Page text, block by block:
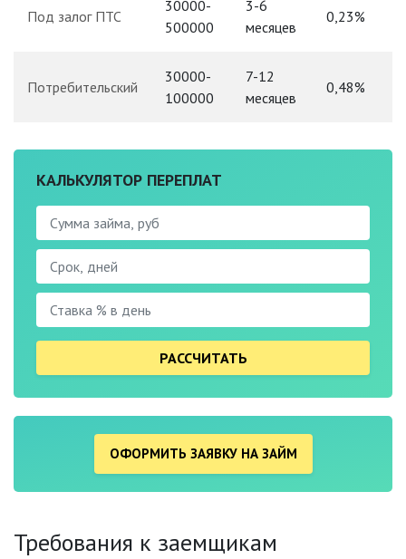
Под залог ПТС
30000-
500000
3-6
месяцев
0,23%
Потребительский
30000-
100000
7-12
месяцев
0,48%
КАЛЬКУЛЯТОР ПЕРЕПЛАТ
РАССЧИТАТЬ
ОФОРМИТЬ ЗАЯВКУ НА ЗАЙМ
Требования к заемщикам